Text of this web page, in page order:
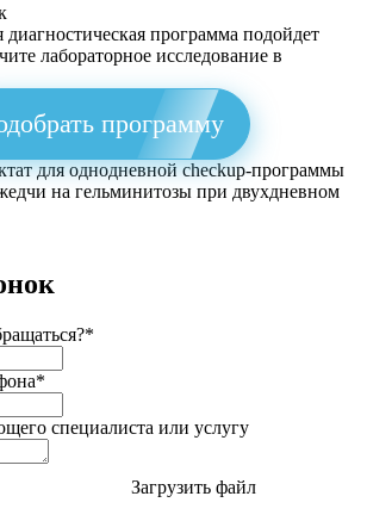
диагностическая программа подойдет
лабораторное исследование в
программу
для однодневной checkup-программы
на гельминитозы при двухдневном
специалиста или услугу
Загрузить файл